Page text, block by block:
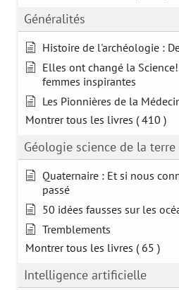
Généralités
Histoire de l'archéologie :
Elles ont changé la
femmes inspirantes
Les Pionnières de la
Montrer tous les livres ( 410 )
Géologie science de la terre
Quaternaire : Et si nous
passé
50 idées fausses sur les
Tremblements
Montrer tous les livres ( 65 )
Intelligence artificielle